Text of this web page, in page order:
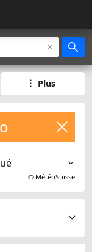
Plus
© MétéoSuisse